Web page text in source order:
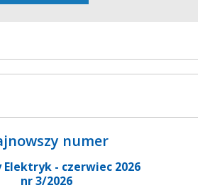
numer
Elektryk - czerwiec 2026
nr 3/2026